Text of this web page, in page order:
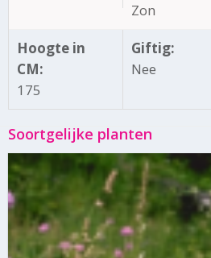
Zon
Hoogte in
CM:
175
Giftig:
Nee
Soortgelijke planten